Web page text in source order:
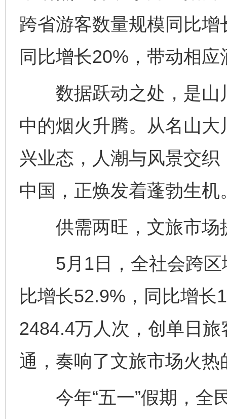
跨省游客数量规模同比
同比增长20%，带动相
数据跃动之处，是山
中的烟火升腾。从名山
兴业态，人潮与风景交
中国，正焕发着蓬勃生机
供需两旺，文旅市场
5月1日，全社会跨区
比增长52.9%，同比增长
2484.4万人次，创单日
通，奏响了文旅市场火热
今年“五一”假期，全